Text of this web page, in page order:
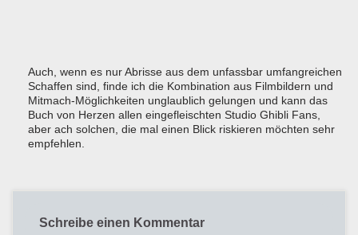
Auch, wenn es nur Abrisse aus dem unfassbar umfangreichen
Schaffen sind, finde ich die Kombination aus Filmbildern und
Mitmach-Möglichkeiten unglaublich gelungen und kann das
Buch von Herzen allen eingefleischten Studio Ghibli Fans,
aber ach solchen, die mal einen Blick riskieren möchten sehr
empfehlen.
Schreibe einen Kommentar